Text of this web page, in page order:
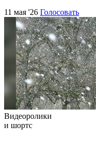
11 мая '26 Голосовать
Видеоролики
и шортс